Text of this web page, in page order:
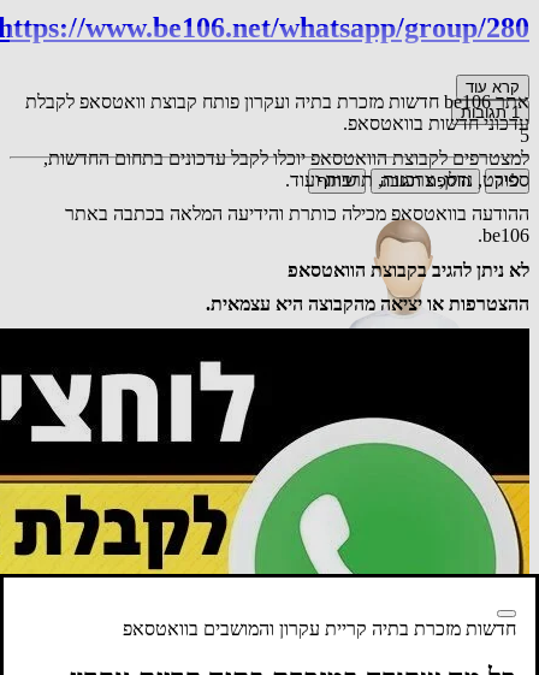
www.be106.net/whatsapp/group/280
אתר be106 חדשות מזכרת בתיה ועקרון פותח קבוצת וואטסאפ לקבלת
עדכוני חדשות בוואטסאפ.
למצטרפים לקבוצת הוואטסאפ יוכלו לקבל עדכונים בתחום החדשות,
ספורט, נדלן, צרכנות, תרבות ועוד.
ההודעה בוואטסאפ מכילה כותרת והידיעה המלאה בכתבה באתר
be106.
לא ניתן להגיב בקבוצת הוואטסאפ
ההצטרפות או יציאה מהקבוצה היא עצמאית.
קרא עוד
1 תגובות
5
לייק הוספת תגובה שיתוף
19.01.26 19:49
תגובה
טוען כתבות נוספות...
אירעה שגיאה בטעינת הכתבות
מנסה לטעון שוב
חדשות מזכרת בתיה קריית עקרון והמושבים בוואטסאפ